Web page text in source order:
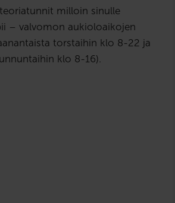
milloin sinulle
– valvomon aukioloaikojen
torstaihin klo 8-22 ja
klo 8-16).